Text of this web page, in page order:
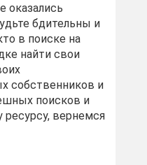
бдительны и
в поиске на
найти свои
собственников и
поисков и
ресурсу, вернемся